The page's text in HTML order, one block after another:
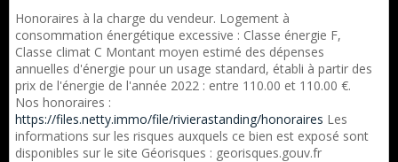
Honoraires à la charge du vendeur. Logement à
consommation énergétique excessive : Classe énergie F,
Classe climat C Montant moyen estimé des dépenses
annuelles d'énergie pour un usage standard, établi à partir des
prix de l'énergie de l'année 2022 : entre 110.00 et 110.00 €.
Nos honoraires :
https://files.netty.immo/file/rivierastanding/honoraires Les
informations sur les risques auxquels ce bien est exposé sont
disponibles sur le site Géorisques : georisques.gouv.fr